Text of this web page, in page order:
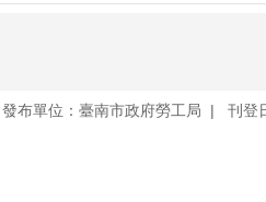
發布單位：臺南市政府勞工局 刊登